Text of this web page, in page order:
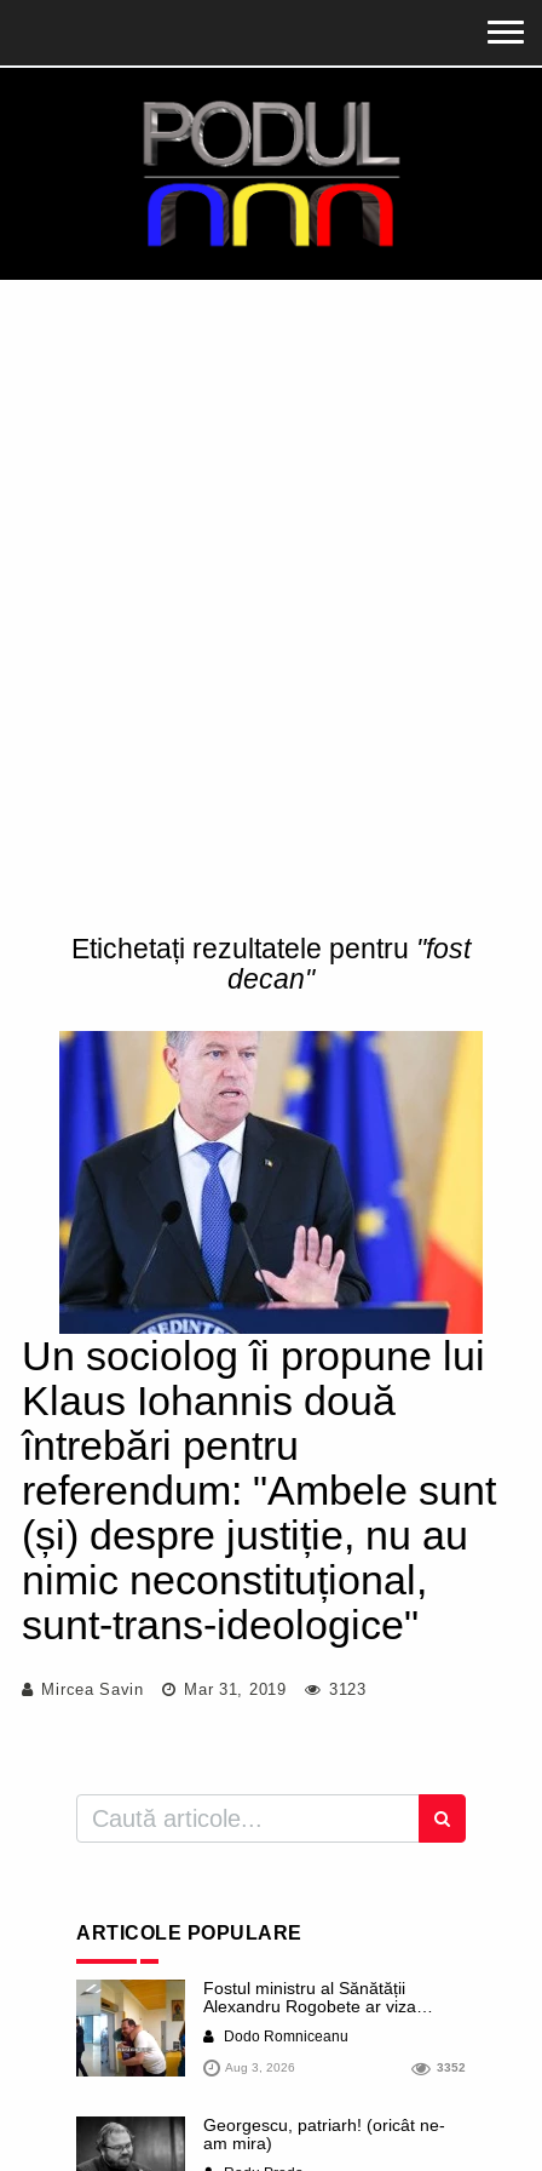
Etichetați rezultatele pentru "fost
decan"
Un sociolog îi propune lui
Klaus Iohannis două
întrebări pentru
referendum: "Ambele sunt
(și) despre justiție, nu au
nimic neconstituțional,
sunt-trans-ideologice"
Mircea Savin Mar 31, 2019 3123
ARTICOLE POPULARE
Fostul ministru al Sănătății
Alexandru Rogobete ar viza
al orașului Timișoara. Pesedistul
publică imagini demne de Coreea
de Nord cu femei din Timișoara
Dodo Romniceanu
Aug 3, 2026 3352
Georgescu, patriarh! (oricât ne-
am mira)